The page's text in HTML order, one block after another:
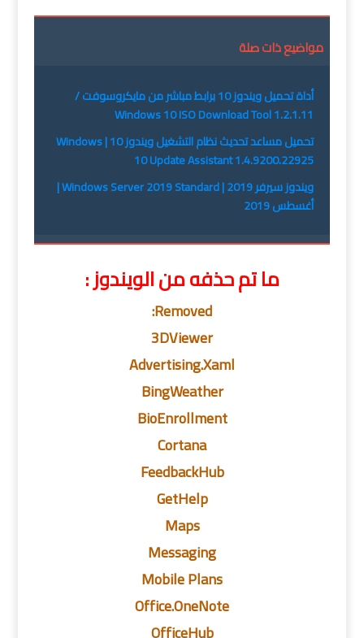
مواضيع ذات صلة
أداة تحميل ويندوز 10 برابط مباشر من مايكروسوفت /
Windows 10 ISO Download Tool 1.2.1.11
تحميل مساعد تحديث نظام التشغيل ويندوز 10 | Windows
10 Update Assistant 1.4.9200.22925
ويندوز سيرفر 2019 | Windows Server 2019 Standard |
أغسطس 2019
ما تم حذفه من الويندوز :
Removed:
3DViewer
Advertising.Xaml
BingWeather
BioEnrollment
Cortana
FeedbackHub
GetHelp
Maps
Messaging
Mobile Plans
Office.OneNote